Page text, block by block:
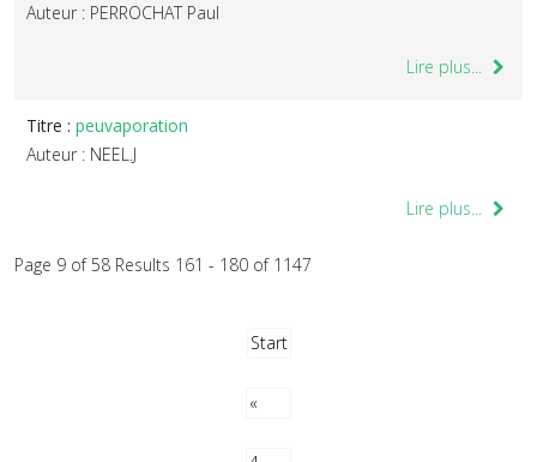
Auteur : PERROCHAT Paul
Lire plus...
Titre : peuvaporation
Auteur : NEEL.J
Lire plus...
Page 9 of 58 Results 161 - 180 of 1147
Start
«